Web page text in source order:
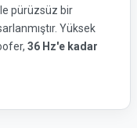
pürüzsüz bir
Yüksek
36 Hz'e kadar